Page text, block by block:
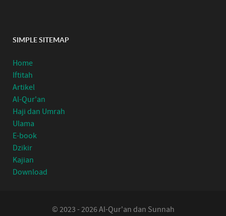
SIMPLE SITEMAP
Home
Iftitah
Artikel
Al-Qur'an
Haji dan Umrah
Ulama
E-book
Dzikir
Kajian
Download
© 2023 - 2026 Al-Qur'an dan Sunnah